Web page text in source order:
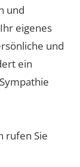
und
eigenes
und
ein
rufen Sie